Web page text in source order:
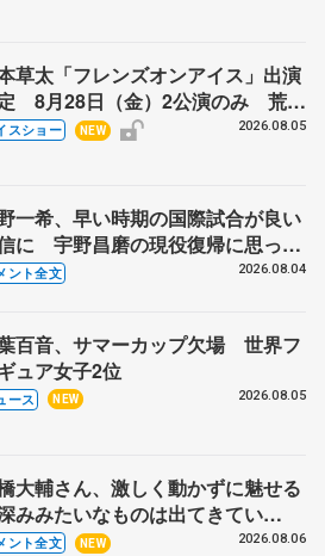
草太「フレンズオンアイス」出演
8月28日（金）2公演のみ 荒川
さんプロデュース、20周年のアイ
スショー NEW 2026.08.05
一希、早い時期の国際試合が良い
に 宇野昌磨の現役復帰に思って
こと 【アジアンオープントロフ
ント全文 2026.08.04
百音、サマーカップ欠場 世界フ
ュア女子2位
ース NEW 2026.08.05
大輔さん、激しく動かずに魅せる
深みみたいなものは出てきてい
」 〝兄さん〟と慕うレジェンド
ント全文 NEW 2026.08.06